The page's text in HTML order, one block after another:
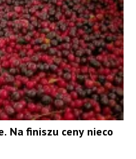
Na finiszu ceny nieco